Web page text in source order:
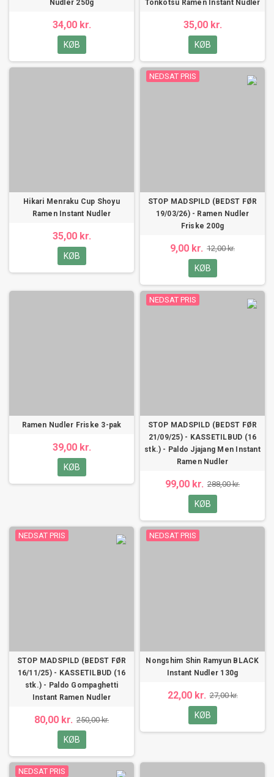
Nudler 250g
34,00 kr.
KØB
Tonkotsu Ramen Instant Nudler
35,00 kr.
KØB
Hikari Menraku Cup Shoyu
Ramen Instant Nudler
35,00 kr.
KØB
NEDSAT PRIS
STOP MADSPILD (BEDST FØR
19/03/26) - Ramen Nudler
Friske 200g
9,00 kr. 12,00 kr.
KØB
Ramen Nudler Friske 3-pak
39,00 kr.
KØB
NEDSAT PRIS
STOP MADSPILD (BEDST FØR
21/09/25) - KASSETILBUD (16
stk.) - Paldo Jjajang Men Instant
Ramen Nudler
99,00 kr. 288,00 kr.
KØB
NEDSAT PRIS
STOP MADSPILD (BEDST FØR
16/11/25) - KASSETILBUD (16
stk.) - Paldo Gompaghetti
Instant Ramen Nudler
80,00 kr. 250,00 kr.
KØB
NEDSAT PRIS
Nongshim Shin Ramyun BLACK
Instant Nudler 130g
22,00 kr. 27,00 kr.
KØB
NEDSAT PRIS